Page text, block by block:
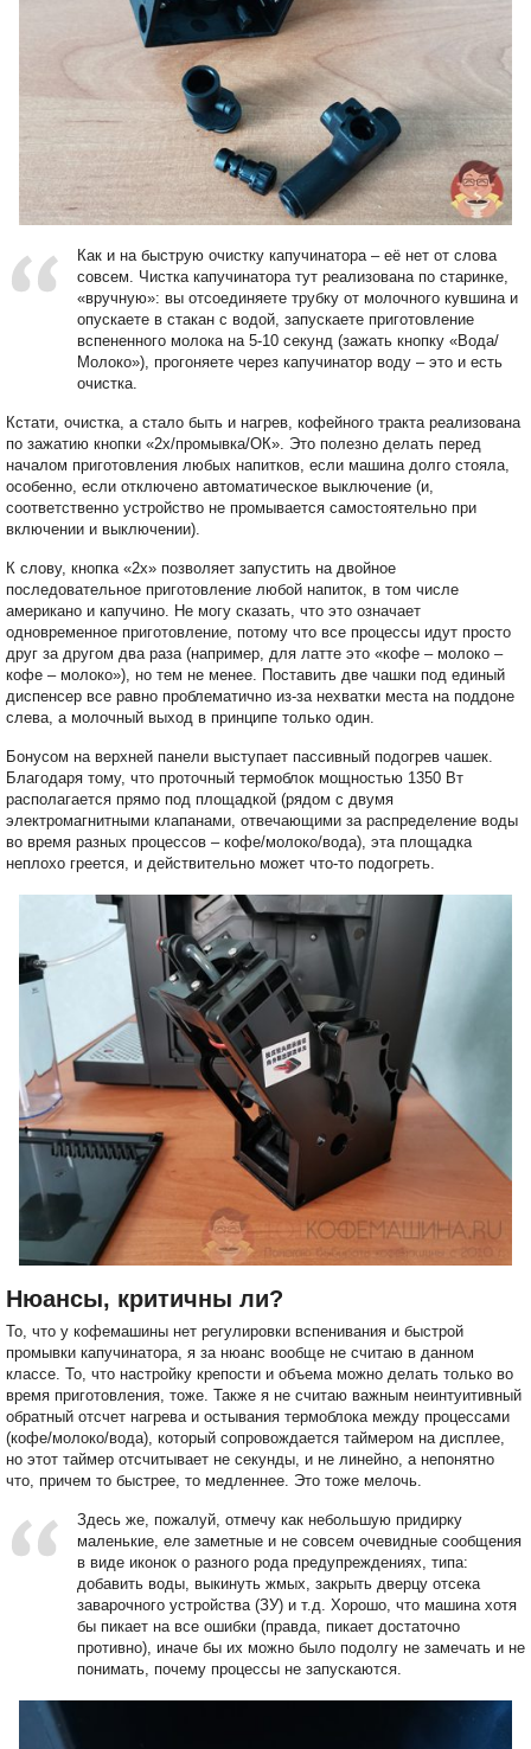
Как и на быструю очистку капучинатора – её нет от слова
совсем. Чистка капучинатора тут реализована по старинке,
«вручную»: вы отсоединяете трубку от молочного кувшина и
опускаете в стакан с водой, запускаете приготовление
вспененного молока на 5-10 секунд (зажать кнопку «Вода/
Молоко»), прогоняете через капучинатор воду – это и есть
очистка.
Кстати, очистка, а стало быть и нагрев, кофейного тракта реализована
по зажатию кнопки «2х/промывка/ОК». Это полезно делать перед
началом приготовления любых напитков, если машина долго стояла,
особенно, если отключено автоматическое выключение (и,
соответственно устройство не промывается самостоятельно при
включении и выключении).
К слову, кнопка «2x» позволяет запустить на двойное
последовательное приготовление любой напиток, в том числе
американо и капучино. Не могу сказать, что это означает
одновременное приготовление, потому что все процессы идут просто
друг за другом два раза (например, для латте это «кофе – молоко –
кофе – молоко»), но тем не менее. Поставить две чашки под единый
диспенсер все равно проблематично из-за нехватки места на поддоне
слева, а молочный выход в принципе только один.
Бонусом на верхней панели выступает пассивный подогрев чашек.
Благодаря тому, что проточный термоблок мощностью 1350 Вт
располагается прямо под площадкой (рядом с двумя
электромагнитными клапанами, отвечающими за распределение воды
во время разных процессов – кофе/молоко/вода), эта площадка
неплохо греется, и действительно может что-то подогреть.
Нюансы, критичны ли?
То, что у кофемашины нет регулировки вспенивания и быстрой
промывки капучинатора, я за нюанс вообще не считаю в данном
классе. То, что настройку крепости и объема можно делать только во
время приготовления, тоже. Также я не считаю важным неинтуитивный
обратный отсчет нагрева и остывания термоблока между процессами
(кофе/молоко/вода), который сопровождается таймером на дисплее,
но этот таймер отсчитывает не секунды, и не линейно, а непонятно
что, причем то быстрее, то медленнее. Это тоже мелочь.
Здесь же, пожалуй, отмечу как небольшую придирку
маленькие, еле заметные и не совсем очевидные сообщения
в виде иконок о разного рода предупреждениях, типа:
добавить воды, выкинуть жмых, закрыть дверцу отсека
заварочного устройства (ЗУ) и т.д. Хорошо, что машина хотя
бы пикает на все ошибки (правда, пикает достаточно
противно), иначе бы их можно было подолгу не замечать и не
понимать, почему процессы не запускаются.